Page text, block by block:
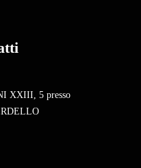
XXIII, 5 presso